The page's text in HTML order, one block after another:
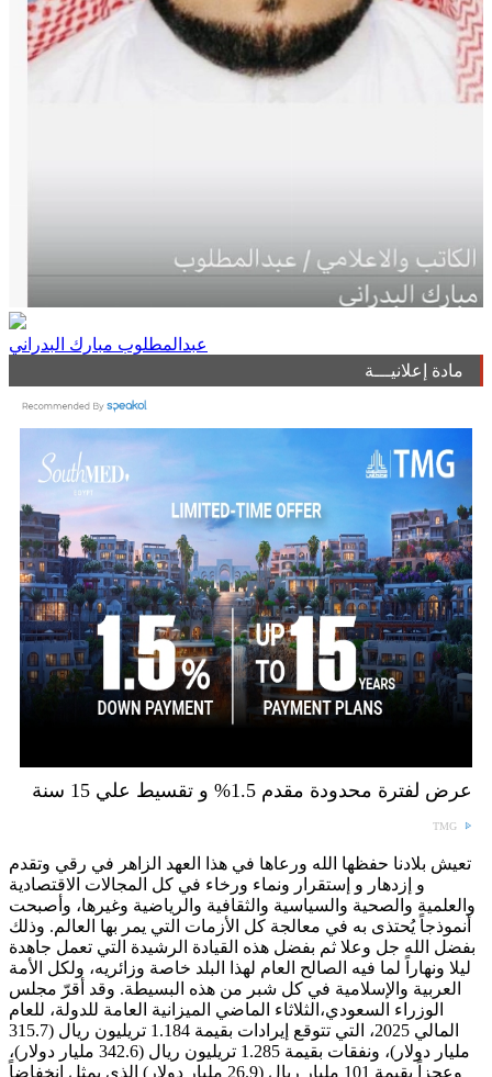
عبدالمطلوب مبارك البدراني
مادة إعلانيـــة
عرض لفترة محدودة مقدم 1.5% و تقسيط علي 15 سنة
TMG
تعيش بلادنا حفظها الله ورعاها في هذا العهد الزاهر في رقي وتقدم
و إزدهار و إستقرار ونماء ورخاء في كل المجالات الاقتصادية
والعلمية والصحية والسياسية والثقافية والرياضية وغيرها، وأصبحت
أنموذجاً يُحتذى به في معالجة كل الأزمات التي يمر بها العالم. وذلك
بفضل الله جل وعلا ثم بفضل هذه القيادة الرشيدة التي تعمل جاهدة
ليلا ونهاراً لما فيه الصالح العام لهذا البلد خاصة وزائريه، ولكل الأمة
العربية والإسلامية في كل شبر من هذه البسيطة. وقد أقرّ مجلس
الوزراء السعودي،الثلاثاء الماضي الميزانية العامة للدولة، للعام
المالي 2025، التي تتوقع إيرادات بقيمة 1.184 تريليون ريال (315.7
مليار دولار)، ونفقات بقيمة 1.285 تريليون ريال (342.6 مليار دولار)،
وعجزاً بقيمة 101 مليار ريال (26.9 مليار دولار) الذي يمثل انخفاضاً